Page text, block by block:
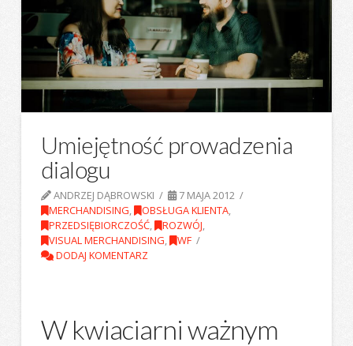
Umiejętność prowadzenia
dialogu
ANDRZEJ DĄBROWSKI
7 MAJA 2012
MERCHANDISING, OBSŁUGA KLIENTA,
PRZEDSIĘBIORCZOŚĆ, ROZWÓJ,
VISUAL MERCHANDISING,
WF
DODAJ KOMENTARZ
W kwiaciarni ważnym